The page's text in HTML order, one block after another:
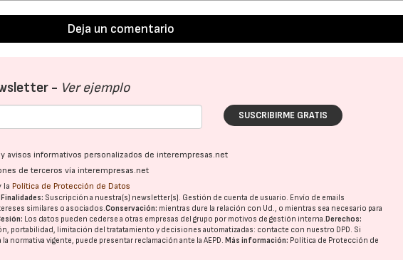
Deja un comentario
- Ver ejemplo
SUSCRIBIRME GRATIS
avisos informativos personalizados de interempresas.net
de terceros vía interempresas.net
la Política de Protección de Datos
Finalidades: Suscripción a nuestra(s) newsletter(s). Gestión de cuenta de usuario. Envío de emails
similares o asociados.Conservación: mientras dure la relación con Ud., o mientras sea necesario para
Los datos pueden cederse a otras empresas del grupo por motivos de gestión interna. Derechos:
portabilidad, limitación del tratatamiento y decisiones automatizadas: contacte con nuestro DPD. Si
normativa vigente, puede presentar reclamación ante laAEPD. Más información: Política de Protección de